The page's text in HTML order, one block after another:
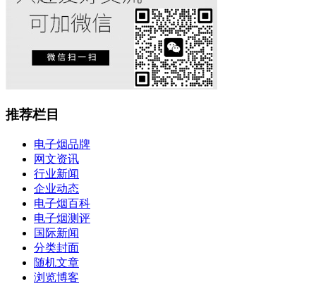
推荐栏目
电子烟品牌
网文资讯
行业新闻
企业动态
电子烟百科
电子烟测评
国际新闻
分类封面
随机文章
浏览博客